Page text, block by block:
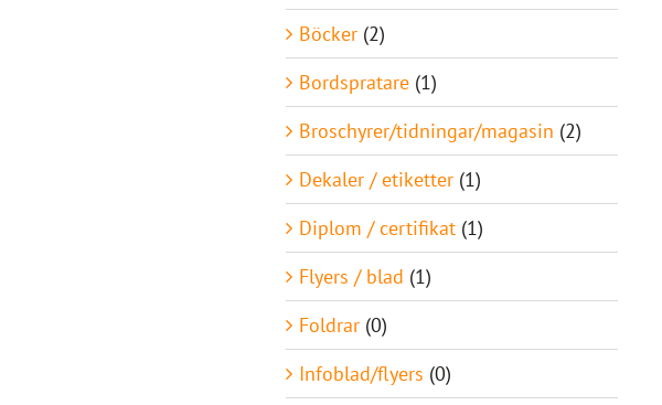
Böcker (2)
Bordspratare (1)
Broschyrer/tidningar/magasin (2)
Dekaler / etiketter (1)
Diplom / certifikat (1)
Flyers / blad (1)
Foldrar (0)
Infoblad/flyers (0)